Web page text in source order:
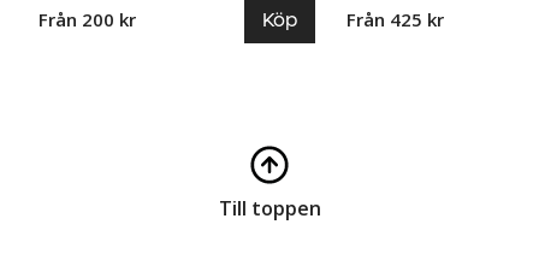
Från 200 kr
Köp
Från 425 kr
Till toppen